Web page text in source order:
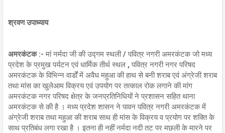
श्रवण उपाध्याय
अमरकंटक :- मां नर्मदा जी की उद्गम स्थली / पवित्र नगरी अमरकंटक जो मध्य
प्रदेश के प्रमुख पर्यटन एवं धार्मिक तीर्थ स्थल , पवित्र नगरी नगर परिषद
अमरकंटक के विभिन्न वार्डों में अवैध महुआ की हाथ से बनी शराब एवं अंग्रेजी शराब
तथा मांस का खुलेआम विक्रय एवं उपयोग पर तत्काल रोक लगाने की मांग
अमरकंटक नगर परिषद क्षेत्र के जनप्रतिनिधियों ने प्रशासन सहित थाना
अमरकंटक से की है । मध्य प्रदेश शासन ने पावन पवित्र नगरी अमरकंटक में
अंग्रेजी शराब तथा महुआ की शराब साथ ही मांस के विक्रय व प्रयोग पर शक्ति के
साथ प्रतिबंध लगा रखा है । इतना ही नहीं नर्मदा नदी तट पर मछली के मारने पर